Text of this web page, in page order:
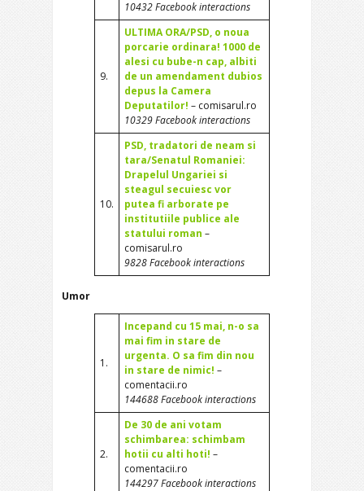
10432 Facebook interactions
9.
ULTIMA ORA/PSD, o noua
porcarie ordinara! 1000 de
alesi cu bube-n cap, albiti
de un amendament dubios
depus la Camera
Deputatilor! – comisarul.ro
10329 Facebook interactions
10.
PSD, tradatori de neam si
tara/Senatul Romaniei:
Drapelul Ungariei si
steagul secuiesc vor
putea fi arborate pe
institutiile publice ale
statului roman –
comisarul.ro
9828 Facebook interactions
Umor
1.
Incepand cu 15 mai, n-o sa
mai fim in stare de
urgenta. O sa fim din nou
in stare de nimic! –
comentacii.ro
144688 Facebook interactions
2.
De 30 de ani votam
schimbarea: schimbam
hotii cu alti hoti! –
comentacii.ro
144297 Facebook interactions